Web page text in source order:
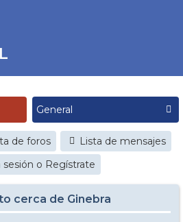
de foros
Lista de mensajes
sesión o Regístrate
cerca de Ginebra